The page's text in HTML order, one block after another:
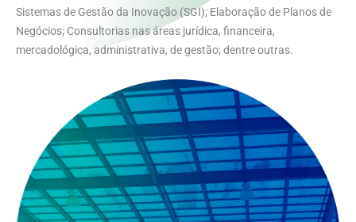
Sistemas de Gestão da Inovação (SGI); Elaboração de Planos de
Negócios; Consultorias nas áreas jurídica, financeira,
mercadológica, administrativa, de gestão; dentre outras.